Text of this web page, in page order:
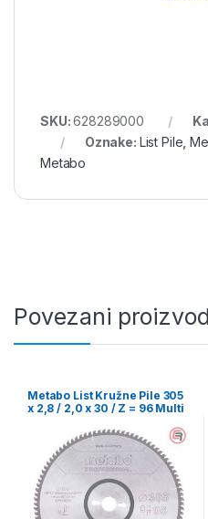
SKU:628289000
Oznake: List Pile ,
Metabo
Povezani
Metabo List Kružne Pile 305
x 2,8 / 2,0 x 30 / Z = 96 Multi
628091000